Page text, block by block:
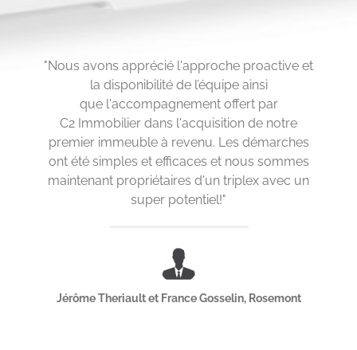
"Nous avons apprécié l'approche proactive et
la disponibilité de l’équipe ainsi
que l'accompagnement offert par
C2 Immobilier dans l'acquisition de notre
premier immeuble à revenu. Les démarches
ont été simples et efficaces et nous sommes
maintenant propriétaires d'un triplex avec un
super potentiel!"
Jérôme Theriault et France Gosselin, Rosemont